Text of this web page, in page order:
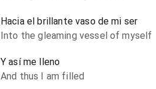
Hacia el brillante vaso de mi ser
Into the gleaming vessel of myself
Y así me lleno
And thus I am filled